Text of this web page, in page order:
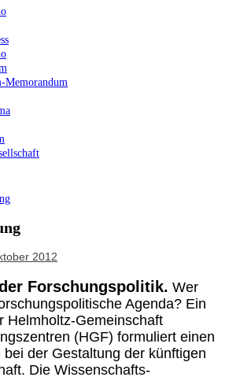
Memorandum
2012
Forschungspolitik. Wer
Agenda? Ein
Helmholtz-Gemeinschaft
(HGF) formuliert einen
der Gestaltung der künftigen
Die Wissenschafts-